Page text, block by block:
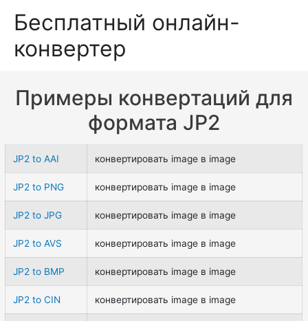
Бесплатный онлайн-
конвертер
Примеры конвертаций для
формата JP2
JP2 to AAI конвертировать image в image
JP2 to PNG конвертировать image в image
JP2 to JPG конвертировать image в image
JP2 to AVS конвертировать image в image
JP2 to BMP конвертировать image в image
JP2 to CIN конвертировать image в image